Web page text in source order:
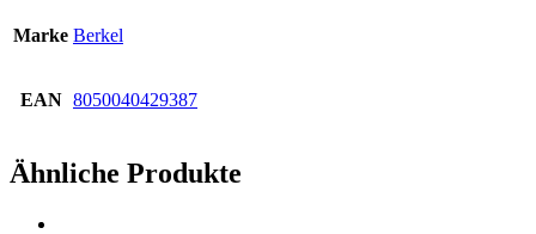
Marke Berkel
EAN 8050040429387
Ähnliche Produkte